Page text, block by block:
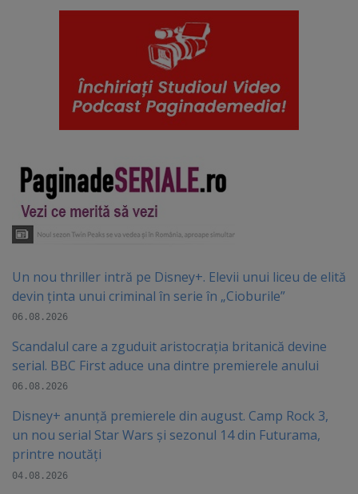
Un nou thriller intră pe Disney+. Elevii unui liceu de elită
devin ținta unui criminal în serie în „Cioburile”
06.08.2026
Scandalul care a zguduit aristocrația britanică devine
serial. BBC First aduce una dintre premierele anului
06.08.2026
Disney+ anunță premierele din august. Camp Rock 3,
un nou serial Star Wars și sezonul 14 din Futurama,
printre noutăți
04.08.2026